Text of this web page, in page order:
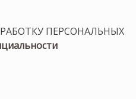
ПЕРСОНАЛЬНЫХ